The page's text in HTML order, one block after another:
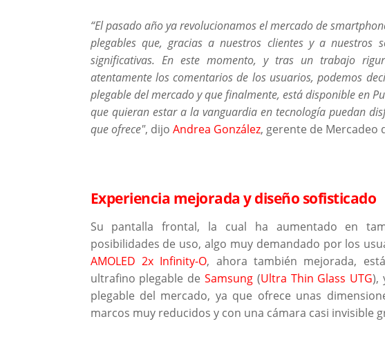
“El pasado año ya revolucionamos el mercado de
plegables que, gracias a nuestros clientes y a nuestros
significativas. En este momento, y tras un trabajo
atentamente los comentarios de los usuarios, podemos
plegable del mercado y que finalmente, está disponible en
que quieran estar a la vanguardia en tecnología puedan
que ofrece", dijo Andrea González, gerente de Mercadeo
Experiencia mejorada y diseño sofisticado
Su pantalla frontal, la cual ha aumentado en
posibilidades de uso, algo muy demandado por los
AMOLED 2x Infinity-O, ahora también mejorada,
ultrafino plegable de Samsung (Ultra Thin Glass UTG),
plegable del mercado, ya que ofrece unas
marcos muy reducidos y con una cámara casi invisible